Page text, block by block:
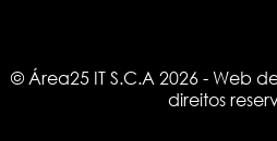
© Área25 IT S.C.A 2026- Web
direitos